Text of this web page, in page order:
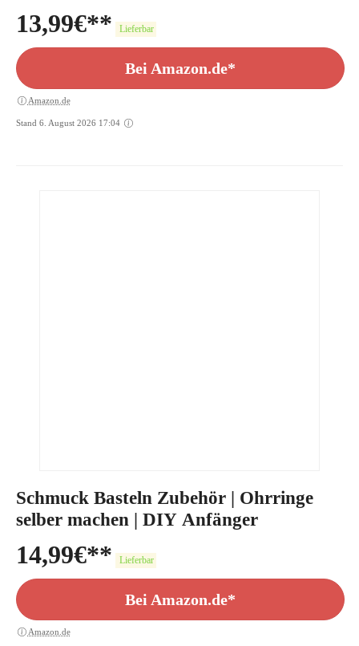
13,99€ Lieferbar
Bei Amazon.de*
Amazon.de
Stand 6. August 2026 17:04
Schmuck Basteln Zubehör | Ohrringe
selber machen | DIY Anfänger
14,99€ Lieferbar
Bei Amazon.de*
Amazon.de